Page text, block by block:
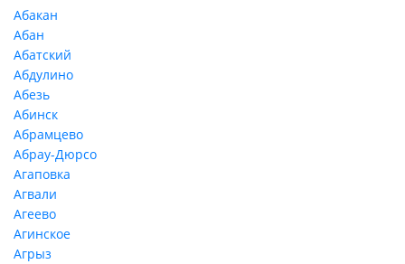
Абакан
Абан
Абатский
Абдулино
Абезь
Абинск
Абрамцево
Абрау-Дюрсо
Агаповка
Агвали
Агеево
Агинское
Агрыз